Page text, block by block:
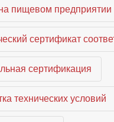
пищевом предприятии
сертификат
сертификация
технических условий